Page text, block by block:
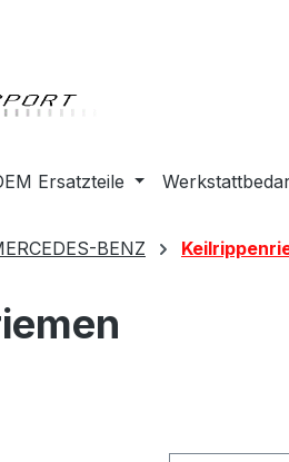
Ersatzteile
BENZ